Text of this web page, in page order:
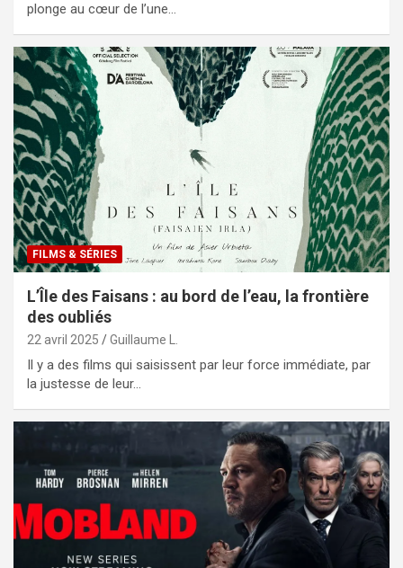
plonge au cœur de l’une…
FILMS & SÉRIES
L’Île des Faisans : au bord de l’eau, la frontière
des oubliés
22 avril 2025 Guillaume L.
Il y a des films qui saisissent par leur force immédiate, par
la justesse de leur…